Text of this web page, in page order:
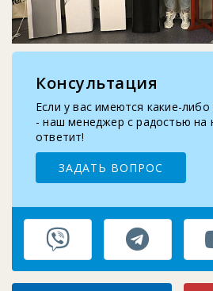
2025-10-29
Запчасти для помпы воды:
2025-09-10
Замена бутыле-приемника
Консультация
Если у вас имеются какие-
- наш менеджер с радостью на
ответит!
ЗАДАТЬ ВОПРОС